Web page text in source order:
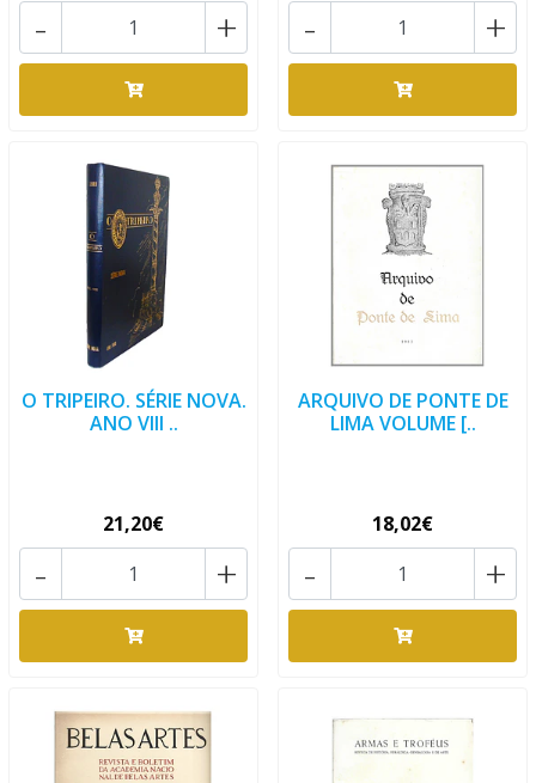
+
- +
-
O TRIPEIRO. SÉRIE NOVA.
ANO VIII ..
21,20€
+
-
ARQUIVO DE PONTE DE
LIMA VOLUME [..
18,02€
+
-